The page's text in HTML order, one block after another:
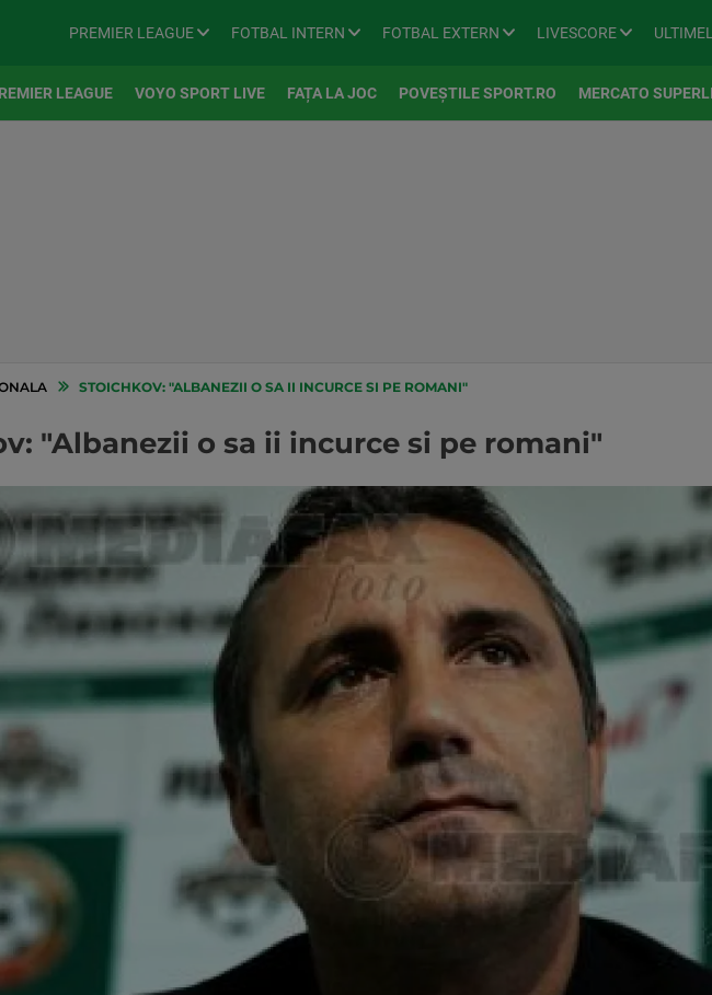
PREMIER LEAGUE FOTBAL INTERN FOTBAL EXTERN LIVESCORE
LEAGUE VOYO SPORT LIVE FAȚA LA JOC POVEȘTILE SPORT.RO MERCATO
STOICHKOV: "ALBANEZII O SA II INCURCE SI PE ROMANI"
"Albanezii o sa ii incurce si pe romani"